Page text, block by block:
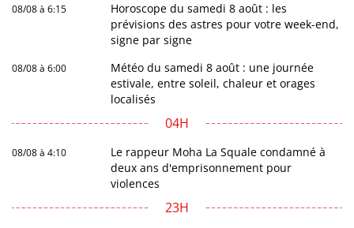
08/08 à 6:15
Horoscope du samedi 8 août : les
prévisions des astres pour votre week-end,
signe par signe
08/08 à 6:00
Météo du samedi 8 août : une journée
estivale, entre soleil, chaleur et orages
localisés
04H
08/08 à 4:10
Le rappeur Moha La Squale condamné à
deux ans d'emprisonnement pour
violences
23H